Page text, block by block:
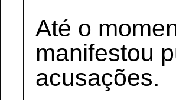
Até o
manifestou
acusações.